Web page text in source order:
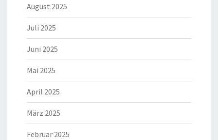
August 2025
Juli 2025
Juni 2025
Mai 2025
April 2025
März 2025
Februar 2025